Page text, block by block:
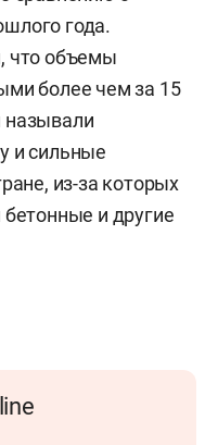
года.
что объемы
более чем за 15
называли
и сильные
из-за которых
бетонные и другие